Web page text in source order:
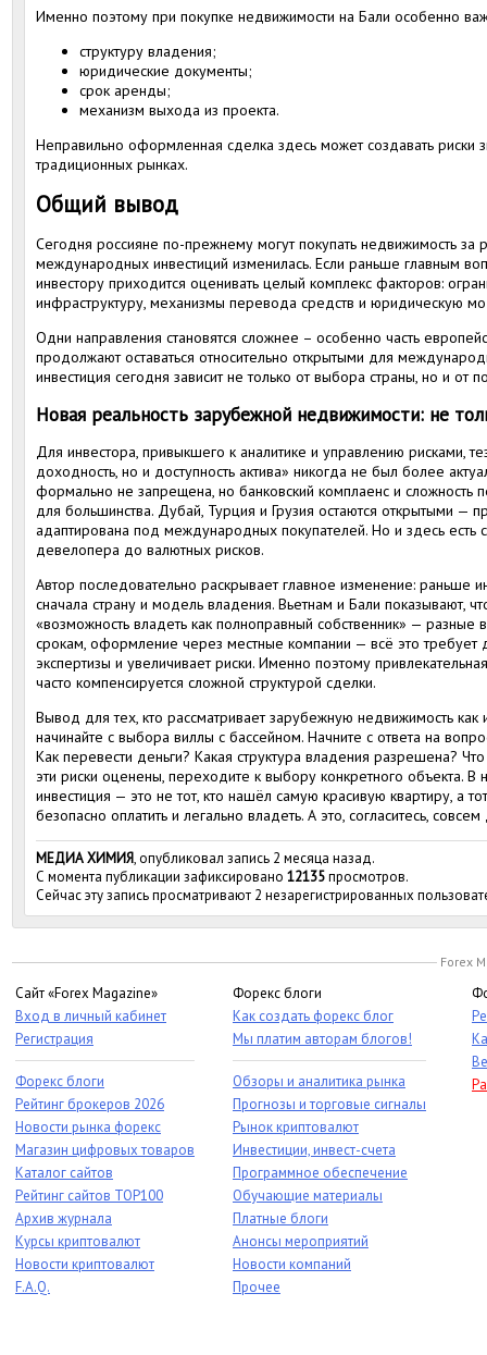
Именно поэтому при покупке недвижимости на Бали особенно
структуру владения;
юридические документы;
срок аренды;
механизм выхода из проекта.
Неправильно оформленная сделка здесь может создавать риски
традиционных рынках.
Общий вывод
Сегодня россияне по-прежнему могут покупать недвижимость за
международных инвестиций изменилась. Если раньше главным
инвестору приходится оценивать целый комплекс факторов:
инфраструктуру, механизмы перевода средств и юридическую
Одни направления становятся сложнее – особенно часть
продолжают оставаться относительно открытыми для
инвестиция сегодня зависит не только от выбора страны, но и от
Новая реальность зарубежной недвижимости: не
Для инвестора, привыкшего к аналитике и управлению рисками,
доходность, но и доступность актива» никогда не был более
формально не запрещена, но банковский комплаенс и
для большинства. Дубай, Турция и Грузия остаются открытыми —
адаптирована под международных покупателей. Но и здесь есть
девелопера до валютных рисков.
Автор последовательно раскрывает главное изменение: раньше
сначала страну и модель владения. Вьетнам и Бали показывают,
«возможность владеть как полноправный собственник» — разные
срокам, оформление через местные компании — всё это требует
экспертизы и увеличивает риски. Именно поэтому
часто компенсируется сложной структурой сделки.
Вывод для тех, кто рассматривает зарубежную недвижимость как
начинайте с выбора виллы с бассейном. Начните с ответа на
Как перевести деньги? Какая структура владения разрешена?
эти риски оценены, переходите к выбору конкретного объекта. В
инвестиция — это не тот, кто нашёл самую красивую квартиру, а
безопасно оплатить и легально владеть. А это, согласитесь,
МЕДИА ХИМИЯ, опубликовал запись 2 месяца назад.
С момента публикации зафиксировано 12135просмотров.
Сейчас эту запись просматривают 2 незарегистрированных
Forex
Сайт «Forex Magazine»
Вход в личный кабинет
Регистрация
Форекс блоги
Рейтинг брокеров 2026
Новости рынка форекс
Магазин цифровых товаров
Каталог сайтов
Рейтинг сайтов TOP100
Архив журнала
Курсы криптовалют
Новости криптовалют
F.A.Q.
Форекс блоги
Как создать форекс блог
Мы платим авторам блогов!
Обзоры и аналитика рынка
Прогнозы и торговые сигналы
Рынок криптовалют
Инвестиции, инвест-счета
Программное обеспечение
Обучающие материалы
Платные блоги
Анонсы мероприятий
Новости компаний
Прочее